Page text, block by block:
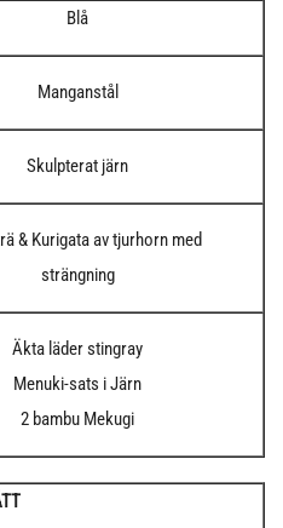
Blå
Manganstål
Skulpterat järn
& Kurigata av tjurhorn med
strängning
Äkta läder stingray
Menuki-sats i Järn
2 bambu Mekugi